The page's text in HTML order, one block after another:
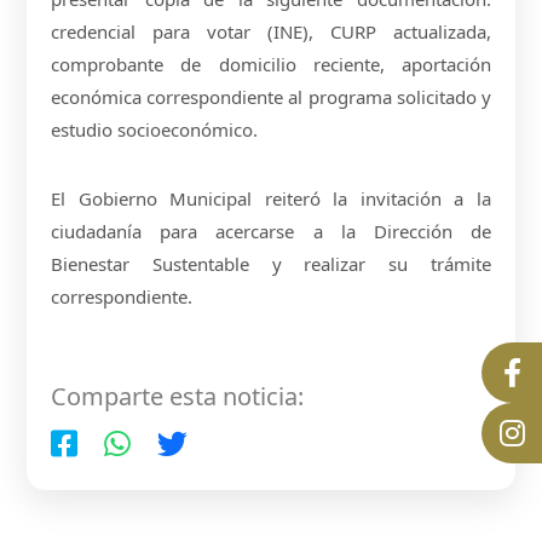
credencial para votar (INE), CURP actualizada,
comprobante de domicilio reciente, aportación
económica correspondiente al programa solicitado y
estudio socioeconómico.
El Gobierno Municipal reiteró la invitación a la
ciudadanía para acercarse a la Dirección de
Bienestar Sustentable y realizar su trámite
correspondiente.
Comparte esta noticia: